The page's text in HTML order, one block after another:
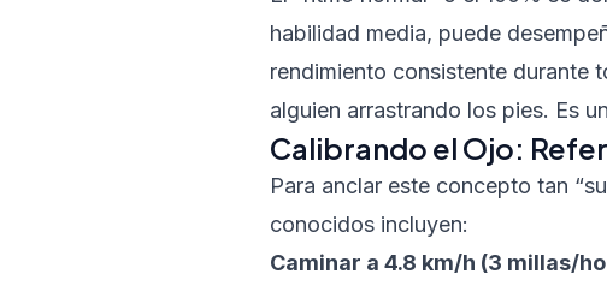
habilidad media, puede
rendimiento consistente durante
alguien arrastrando los pies. Es
Calibrando el Ojo:
Para anclar este concepto tan
conocidos incluyen:
Caminar a 4.8 km/h (3 millas/